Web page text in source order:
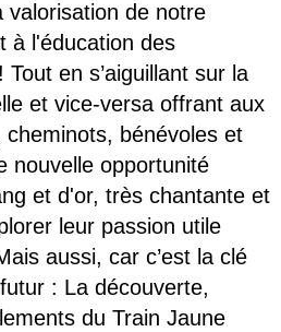
valorisation de notre
à l'éducation des
en s’aiguillant sur la
et vice-versa offrant aux
bénévoles et
nouvelle opportunité
et d'or, très chantante et
leur passion utile
aussi, car c’est la clé
: La découverte,
du Train Jaune